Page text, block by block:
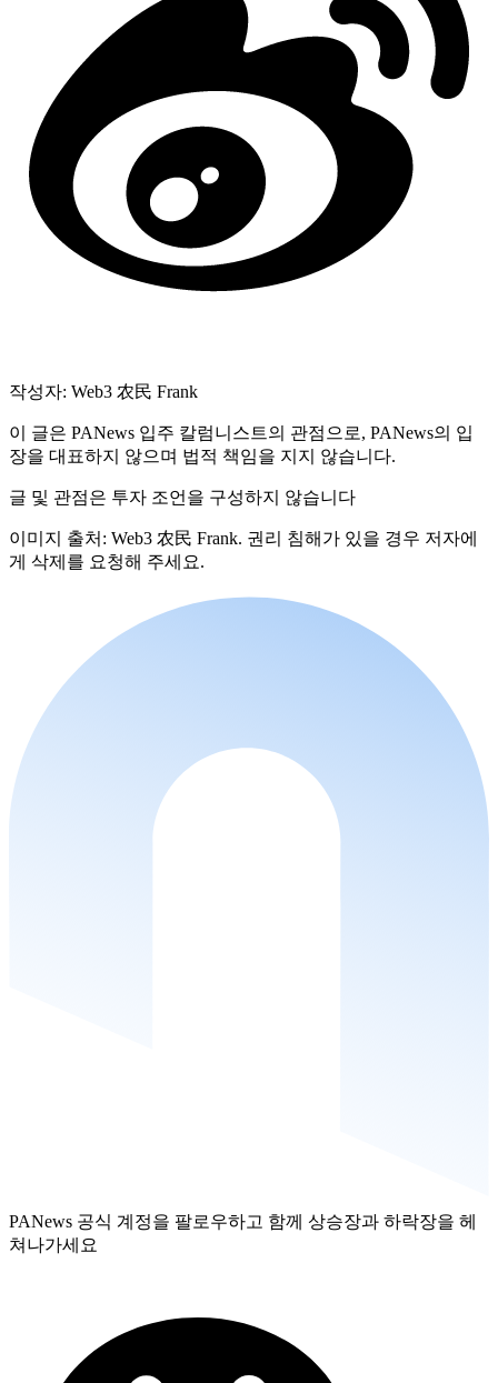
작성자: Web3 农民 Frank
이 글은 PANews 입주 칼럼니스트의 관점으로, PANews의 입
장을 대표하지 않으며 법적 책임을 지지 않습니다.
글 및 관점은 투자 조언을 구성하지 않습니다
이미지 출처: Web3 农民 Frank. 권리 침해가 있을 경우 저자에
게 삭제를 요청해 주세요.
PANews 공식 계정을 팔로우하고 함께 상승장과 하락장을 헤
쳐나가세요